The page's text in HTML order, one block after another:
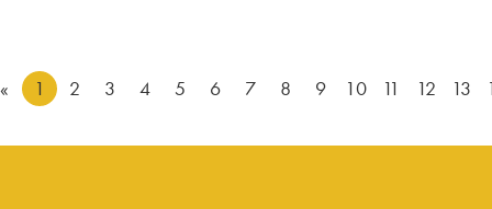
« 1 2 3 4 5 6 7 8 9 10 11 12 13